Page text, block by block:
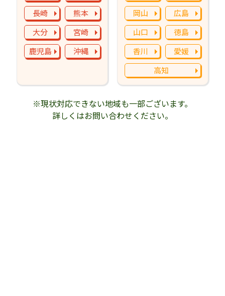
長崎
熊本
大分
宮崎
鹿児島
沖縄
岡山
広島
山口
徳島
香川
愛媛
高知
※現状対応できない地域も一部ございます。
詳しくはお問い合わせください。